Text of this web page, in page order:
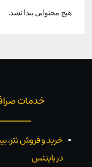
هیچ محتوایی پیدا نشد.
خدمات
خرید و فروش تتر،
در بایننس